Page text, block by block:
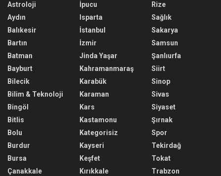
Astroloji
Aydın
Balıkesir
Bartın
Batman
Bayburt
Bilecik
Bilim & Teknoloji
Bingöl
Bitlis
Bolu
Burdur
Bursa
Çanakkale
İpucu
Isparta
İstanbul
İzmir
Jinda Yaşar
Kahramanmaraş
Karabük
Karaman
Kars
Kastamonu
Kategorisiz
Kayseri
Keşfet
Kırıkkale
Rize
Sağlık
Sakarya
Samsun
Şanlıurfa
Siirt
Sinop
Sivas
Siyaset
Şırnak
Spor
Tekirdağ
Tokat
Trabzon